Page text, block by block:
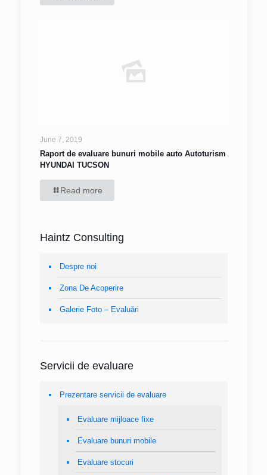
June 7, 2019
Raport de evaluare bunuri mobile auto Autoturism
HYUNDAI TUCSON
Read more
Haintz Consulting
Despre noi
Zona De Acoperire
Galerie Foto – Evaluări
Servicii de evaluare
Prezentare servicii de evaluare
Evaluare mijloace fixe
Evaluare bunuri mobile
Evaluare stocuri